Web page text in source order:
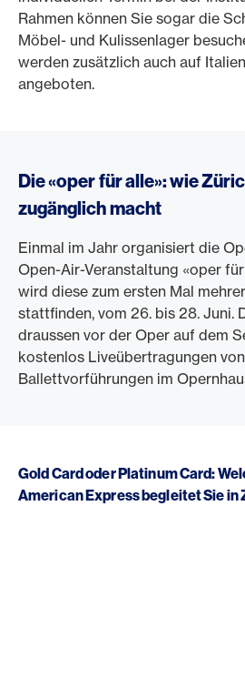
Rahmen können Sie sogar die
Möbel- und Kulissenlager
werden zusätzlich auch auf
angeboten.
Die «oper für alle»: wie
zugänglich macht
Einmal im Jahr organisiert die
Open-Air-Veranstaltung «oper
wird diese zum ersten Mal
stattfinden, vom 26. bis 28. Juni.
draussen vor der Oper auf dem
kostenlos Liveübertragungen
Ballettvorführungen im
Gold Card oder Platinum Card:
American Express begleitet Sie in